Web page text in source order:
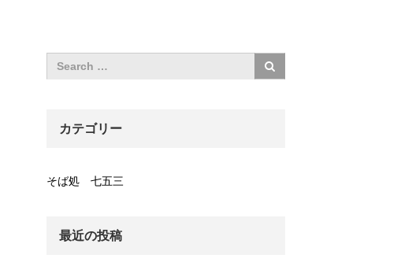
カテゴリー
そば処 七五三
最近の投稿